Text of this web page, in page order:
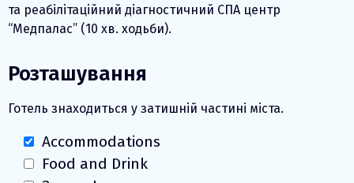
та реабілітаційний діагностичний СПА центр
“Медпалас” (10 хв. ходьби).
Розташування
Готель знаходиться у затишній частині міста.
Accommodations
Food and Drink